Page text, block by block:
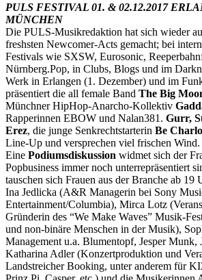
PULS FESTIVAL 01. & 02.12.2017
MÜNCHEN
Die PULS-Musikredaktion hat sich wieder
freshsten Newcomer-Acts gemacht; bei
Festivals wie SXSW, Eurosonic,
Nürnberg.Pop, in Clubs, Blogs und im
Werk in Erlangen (1. Dezember) und im
präsentiert die all female Band The Big
Münchner HipHop-Anarcho-Kollektiv
Rapperinnen EBOW und Nalan381. Gurr,
Erez, die junge Senkrechtstarterin Be
Line-Up und versprechen viel frischen Wind.
Eine Podiumsdiskussion widmet sich der
Popbusiness immer noch unterrepräsentiert
tauschen sich Frauen aus der Branche ab 19
Ina Jedlicka (A&R Managerin bei Sony
Entertainment/Columbia), Mirca Lotz
Gründerin des “We Make Waves” Musik-
und non-binäre Menschen in der Musik),
Management u.a. Blumentopf, Jesper Munk,
Katharina Adler (Konzertproduktion und
Landstreicher Booking, unter anderem für